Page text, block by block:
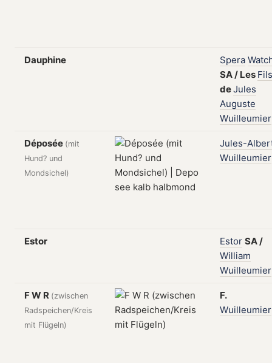
Dauphine Spera
SA/ Les Fils
deJules
Auguste
Wuilleumier
Déposée (mit
Hund? und
Mondsichel)
Jules-
Wuilleumier
Estor Estor SA/
William
Wuilleumier
F W R (zwischen
Radspeichen/Kreis
mit Flügeln)
F.
Wuilleumier